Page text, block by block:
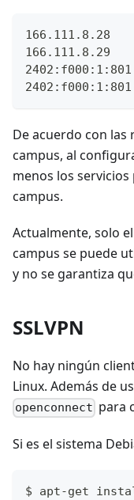
166.111.8.28
166.111.8.29
De acuerdo con las
campus, al
menos los
campus.
Actualmente, solo
campus se puede
y no se garantiza
SSLVPN
No hay ningún
Linux. Además de
openconnect para
Si es el sistema
$ apt-get